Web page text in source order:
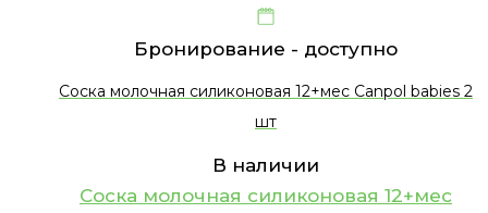
Бронирование - доступно
Соска молочная силиконовая 12+мес Canpol babies 2
шт
В наличии
Соска молочная силиконовая 12+мес